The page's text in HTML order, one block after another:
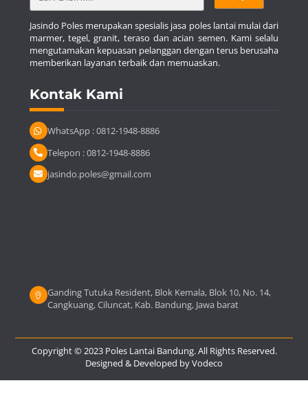
Jasindo Poles merupakan spesialis jasa poles lantai mulai dari
marmer, tegel, granit, teraso dan acian semen. Kami selalu
mengutamakan kepuasan pelanggan dengan terus berusaha
memberikan layanan terbaik dan memuaskan.
Kontak Kami
WhatsApp : 0812-1948-8886
Telepon : 0812-1948-8886
jasindo.poles@gmail.com
Ganding Tutuka Resident, Blok Kemala, Blok 10, No. 14,
Cangkuang, Ciluncat, Kab. Bandung, Jawa barat
Copyright © 2023 Poles Lantai Bandung. All Rights Reserved.
Designed & Developed byVodeco